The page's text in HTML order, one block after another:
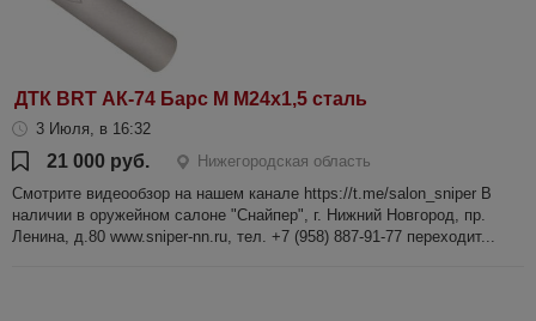
ДТК BRT АК-74 Барс М М24х1,5 сталь
3 Июля, в 16:32
21 000 руб.
Нижегородская область
Смотрите видеообзор на нашем канале https://t.me/salon_sniper В
наличии в оружейном салоне "Снайпер", г. Нижний Новгород, пр.
Ленина, д.80 www.sniper-nn.ru, тел. +7 (958) 887-91-77 переходит...